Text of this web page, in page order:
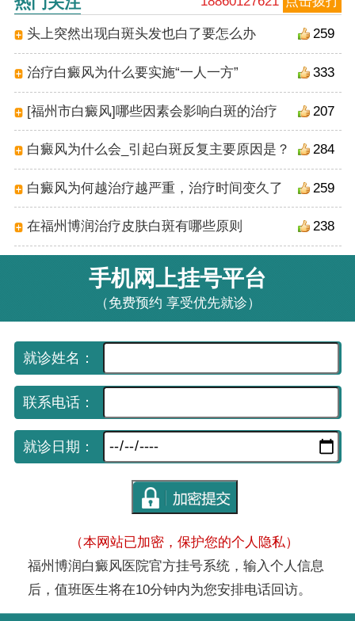
259
头上突然出现白斑头发也白了要怎么办
333
治疗白癜风为什么要实施“一人一方”
207
[福州市白癜风]哪些因素会影响白斑的治疗
284
白癜风为什么会_引起白斑反复主要原因是？
259
白癜风为何越治疗越严重，治疗时间变久了
238
在福州博润治疗皮肤白斑有哪些原则
手机网上挂号平台
（免费预约 享受优先就诊）
就诊姓名：
联系电话：
就诊日期：
（本网站已加密，保护您的个人隐私）
福州博润白癜风医院官方挂号系统，输入个人信息
后，值班医生将在10分钟内为您安排电话回访。